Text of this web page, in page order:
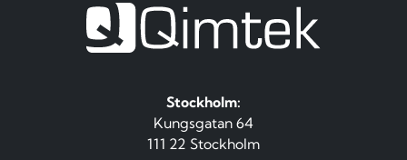
Stockholm:
Kungsgatan 64
111 22 Stockholm